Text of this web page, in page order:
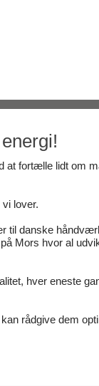
at fortælle lidt om
lover.
til danske
Mors hvor al
hver eneste
rådgive dem